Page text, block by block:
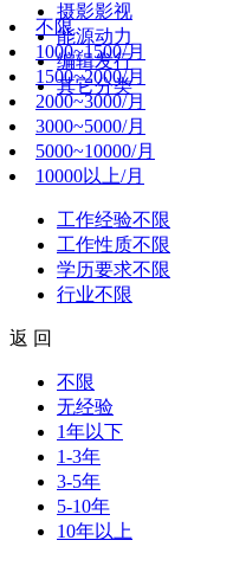
摄影影视
能源动力
编辑发行
其它分类
不限
1000~1500/月
1500~2000/月
2000~3000/月
3000~5000/月
5000~10000/月
10000以上/月
工作经验不限
工作性质不限
学历要求不限
行业不限
返 回
不限
无经验
1年以下
1-3年
3-5年
5-10年
10年以上